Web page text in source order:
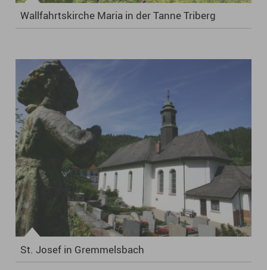
Wallfahrtskirche Maria in der Tanne Triberg
St. Josef in Gremmelsbach